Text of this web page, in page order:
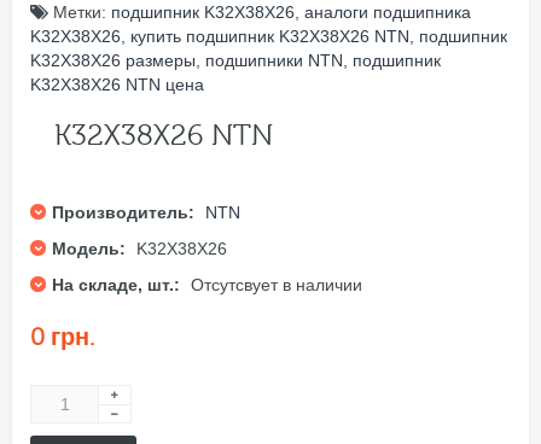
Метки: подшипник K32X38X26 аналоги подшипника
K32X38X26
купить подшипник K32X38X26 NTN
подшипник
K32X38X26 размеры
подшипники NTN
подшипник
K32X38X26 NTN цена
K32X38X26 NTN
Производитель:
NTN
Модель:
K32X38X26
На складе, шт.:
Отсутсвует в наличии
0 грн.